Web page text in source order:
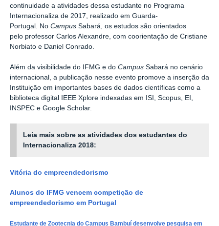
continuidade a atividades dessa estudante no Programa
Internacionaliza de 2017, realizado em Guarda-
Portugal. No Campus Sabará, os estudos são orientados
pelo professor Carlos Alexandre, com coorientação de Cristiane
Norbiato e Daniel Conrado.
Além da visibilidade do IFMG e do Campus Sabará no cenário
internacional, a publicação nesse evento promove a inserção da
Instituição em importantes bases de dados científicas como a
biblioteca digital IEEE Xplore indexadas em ISI, Scopus, EI,
INSPEC e Google Scholar.
Leia mais sobre as atividades dos estudantes do
Internacionaliza 2018:
Vitória do empreendedorismo
Alunos do IFMG vencem competição de
empreendedorismo em Portugal
Estudante de Zootecnia do Campus Bambuí desenvolve pesquisa em